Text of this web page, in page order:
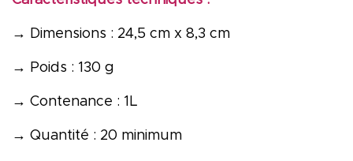
→ Dimensions : 24,5 cm x 8,3 cm
→ Poids : 130 g
→ Contenance : 1L
→ Quantité : 20 minimum